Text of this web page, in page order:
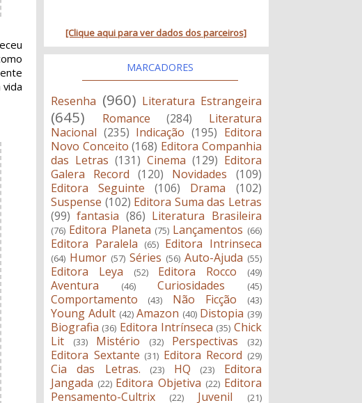
[Clique aqui para ver dados dos parceiros]
MARCADORES
Resenha (960) Literatura Estrangeira
(645) Romance (284)
Literatura
Nacional (235) Indicação (195) Editora
Novo Conceito (168) Editora Companhia
das Letras (131) Cinema (129) Editora
Galera Record
(120) Novidades
(109)
Editora Seguinte
(106) Drama
(102)
Suspense (102) Editora Suma das Letras
(99) fantasia (86) Literatura Brasileira
(76) Editora Planeta (75) Lançamentos (66)
Editora Paralela (65) Editora Intrinseca
(64) Humor (57) Séries (56) Auto-Ajuda (55)
Editora Leya (52) Editora Rocco (49)
Aventura (46) Curiosidades (45)
Comportamento (43) Não Ficção (43)
Young Adult (42) Amazon (40) Distopia (39)
Biografia (36) Editora Intrínseca (35) Chick
Lit
(33) Mistério (32) Perspectivas (32)
Editora Sextante (31) Editora Record (29)
Cia das Letras. (23) HQ (23)
Editora
Jangada (22) Editora Objetiva (22) Editora
Pensamento-Cultrix
(22) Juvenil (21)